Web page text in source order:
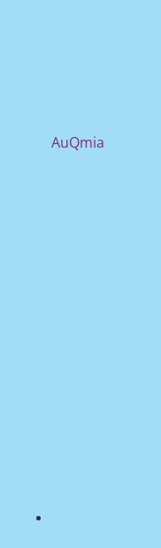
AuQmia